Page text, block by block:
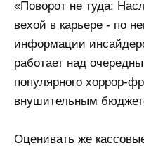
«Поворот не туда:
вехой в карьере - по
информации
работает над
популярного хоррор-
внушительным
Оценивать же